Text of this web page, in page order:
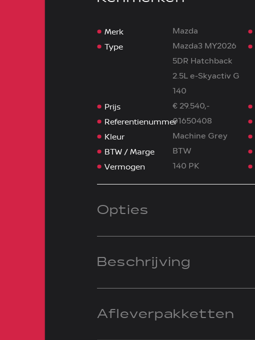
Merk Mazda
Type
Mazda3 MY2026
5DR Hatchback
2.5L e-Skyactiv G
140
Prijs € 29.540,-
Referentienummer01650408
Kleur Machine Grey
BTW / Marge BTW
Vermogen 140 PK
Opties
Beschrijving
Afleverpakketten